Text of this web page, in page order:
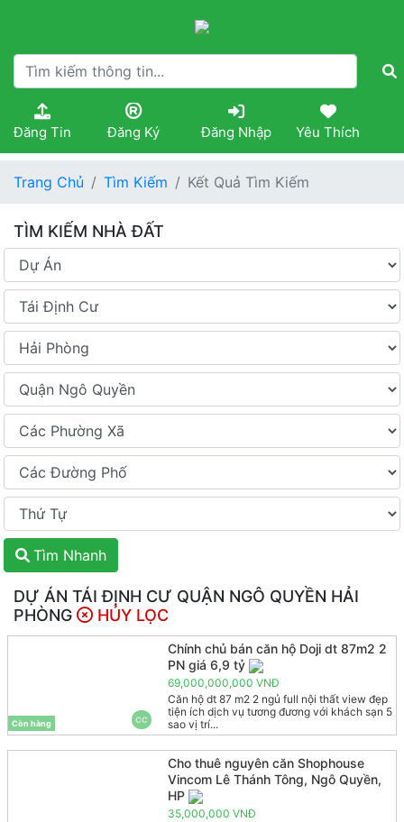
Đăng Tin Đăng Ký Đăng Nhập Yêu Thích
Trang Chủ Tìm Kiếm Kết Quả Tìm Kiếm
TÌM KIẾM NHÀ ĐẤT
Tìm Nhanh
DỰ ÁN TÁI ĐỊNH CƯ QUẬN NGÔ QUYỀN HẢI
PHÒNG
HỦY LỌC
CC
Còn hàng
Chính chủ bán căn hộ Doji dt 87m2 2
PN giá 6,9 tỷ
69,000,000,000 VNĐ
Căn hộ dt 87 m2 2 ngủ full nội thất view đẹp
tiện ích dịch vụ tương đương với khách sạn 5
sao vị trí...
Cho thuê nguyên căn Shophouse
Vincom Lê Thánh Tông, Ngô Quyền,
HP
35,000,000 VNĐ